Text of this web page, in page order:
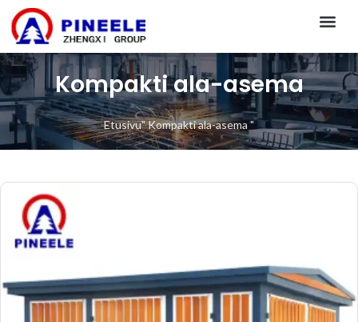
Kompakti ala-asema
Etusivu"Kompakti ala-asema "